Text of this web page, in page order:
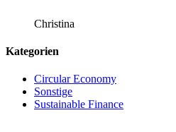
Christina
Kategorien
Circular Economy
Sonstige
Sustainable Finance